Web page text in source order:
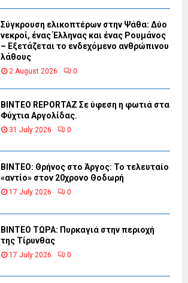
Σύγκρουση ελικοπτέρων στην Ψάθα: Δύο
νεκροί, ένας Έλληνας και ένας Ρουμάνος
– Εξετάζεται το ενδεχόμενο ανθρώπινου
λάθους
2 August 2026 0
BINTEO REPORTAZ Σε ύφεση η φωτιά στα
Φύχτια Αργολίδας.
31 July 2026 0
ΒΙΝΤΕΟ: Θρήνος στο Άργος: Το τελευταίο
«αντίο» στον 20χρονο Θοδωρή
17 July 2026 0
ΒΙΝΤΕΟ ΤΩΡΑ: Πυρκαγιά στην περιοχή
της Τίρυνθας
17 July 2026 0